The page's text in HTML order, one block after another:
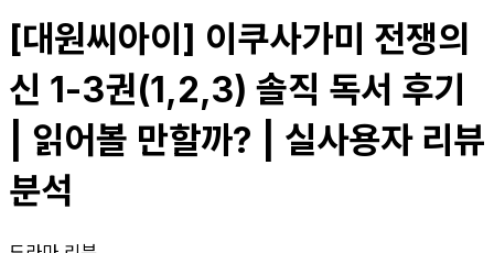
[대원씨아이] 이쿠사가미 전쟁의
신 1-3권(1,2,3) 솔직 독서 후기
| 읽어볼 만할까? | 실사용자 리뷰
분석